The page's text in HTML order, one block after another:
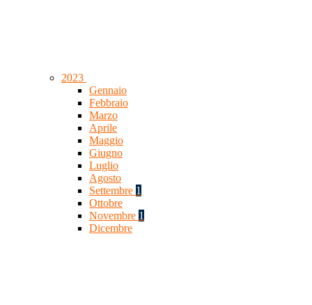
2023
Gennaio
Febbraio
Marzo
Aprile
Maggio
Giugno
Luglio
Agosto
Settembre 1
Ottobre
Novembre 1
Dicembre